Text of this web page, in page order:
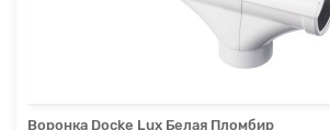
Воронка Docke Lux Белая Пломбир